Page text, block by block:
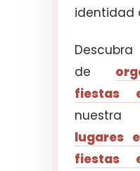
identidad
de
fiestas
nuestra
lugares
fiestas